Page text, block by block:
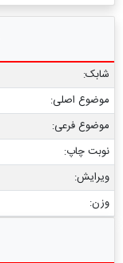
شابک:
موضوع اصلی:
موضوع فرعی:
نوبت چاپ:
ویرایش:
وزن: